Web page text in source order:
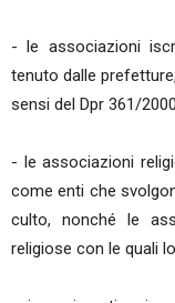
- le associazioni
tenuto dalle
sensi del Dpr 361/2000
- le associazioni
come enti che
culto, nonché le
religiose con le quali